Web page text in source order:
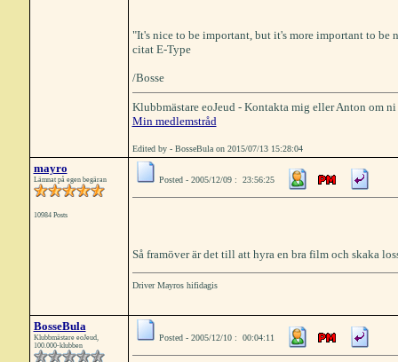
"It's nice to be important, but it's more important to be
citat E-Type
/Bosse
Klubbmästare eoJeud - Kontakta mig eller Anton om
Min medlemstråd
Edited by - BosseBula on 2015/07/13 15:28:04
mayro
Lämnat på egen begäran
10984 Posts
Posted - 2005/12/09 : 23:56:25
Så framöver är det till att hyra en bra film och skaka
Driver Mayros hifidagis
BosseBula
Klubbmästare eoJeud,
100.000-klubben
Posted - 2005/12/10 : 00:04:11